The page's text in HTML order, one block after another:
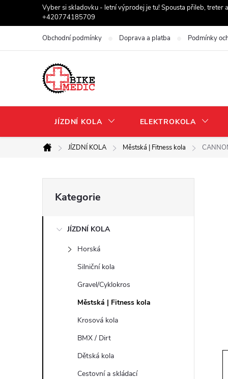
Vyber si skladovku - letní výprodej je tu! Spousta přileb, treter
+420774185709
Obchodní podmínky Doprava a platba Podmínky
JÍZDNÍ KOLA ELEKTROKOLA
Domů
JÍZDNÍ KOLA Městská | Fitness kola
o
kategorie
Kategorie
JÍZDNÍ KOLA
Horská
Silniční kola
Gravel/Cyklokros
Městská | Fitness kola
Krosová kola
BMX / Dirt
Dětská kola
Cestovní a skládací